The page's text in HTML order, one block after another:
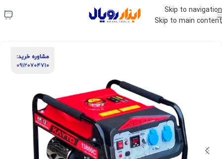
Skip to navigation
Skip to main content
استعلام قیمت فوری:
09120704710
ابزار رویال »فروشگاه»موتور برق»موتور برق ۳ کیلووات هندلی KAYTO